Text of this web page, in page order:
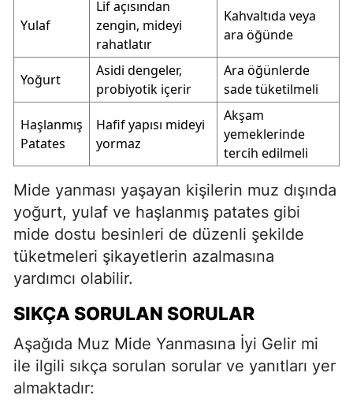
Yulaf
Lif açısından
zengin, mideyi
rahatlatır
Kahvaltıda veya
ara öğünde
Yoğurt
Asidi dengeler,
probiyotik içerir
Ara öğünlerde
sade tüketilmeli
Haşlanmış
Patates
Hafif yapısı mideyi
yormaz
Akşam
yemeklerinde
tercih edilmeli
Mide yanması yaşayan kişilerin muz dışında
yoğurt, yulaf ve haşlanmış patates gibi
mide dostu besinleri de düzenli şekilde
tüketmeleri şikayetlerin azalmasına
yardımcı olabilir.
SIKÇA SORULAN SORULAR
Aşağıda Muz Mide Yanmasına İyi Gelir mi
ile ilgili sıkça sorulan sorular ve yanıtları yer
almaktadır: